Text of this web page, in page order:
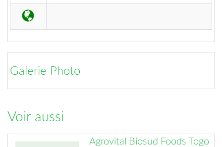
Galerie Photo
Voir aussi
Agrovital Biosud Foods Togo